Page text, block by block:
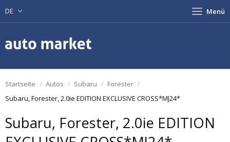
DE Menü
Startseite Autos Subaru
Forester
Subaru, Forester, 2.0ie EDITION EXCLUSIVE CROSS*MJ24*
Subaru, Forester, 2.0ie EDITION